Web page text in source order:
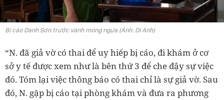
Bị cáo Danh Sơn trước vành móng ngựa (Ảnh: Di Anh)
“N. đã giả vờ có thai để uy hiếp bị cáo, đi khám ở cơ
sở y tế được xem như là bên thứ 3 để che đậy sự việc
đó. Tóm lại việc thông báo có thai chỉ là sự giả vờ. Sau
đó, N. gặp bị cáo tại phòng khám và đưa ra phương